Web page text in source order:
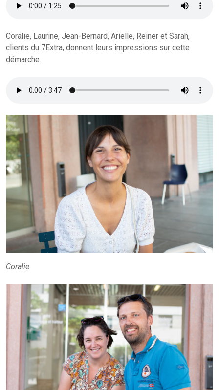
Coralie, Laurine, Jean-Bernard, Arielle, Reiner et Sarah,
clients du 7Extra, donnent leurs impressions sur cette
démarche.
Coralie